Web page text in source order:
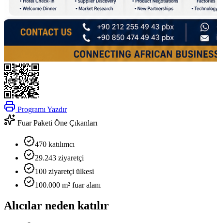
Programı Yazdır
Fuar Paketi Öne Çıkanları
470 katılımcı
29.243 ziyaretçi
100 ziyaretçi ülkesi
100.000 m² fuar alanı
Alıcılar neden katılır